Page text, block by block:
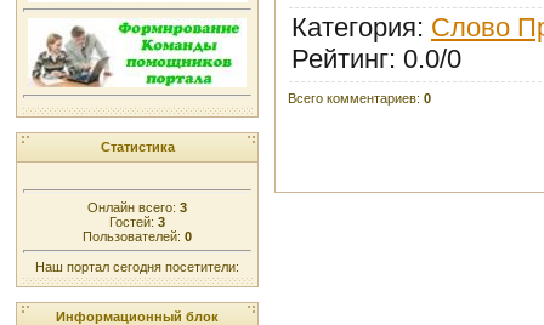
Статистика
Онлайн всего: 3
Гостей: 3
Пользователей: 0
Наш портал сегодня посетители:
Информационный блок
Категория: Слово
Рейтинг: 0.0/0
Всего комментариев: 0